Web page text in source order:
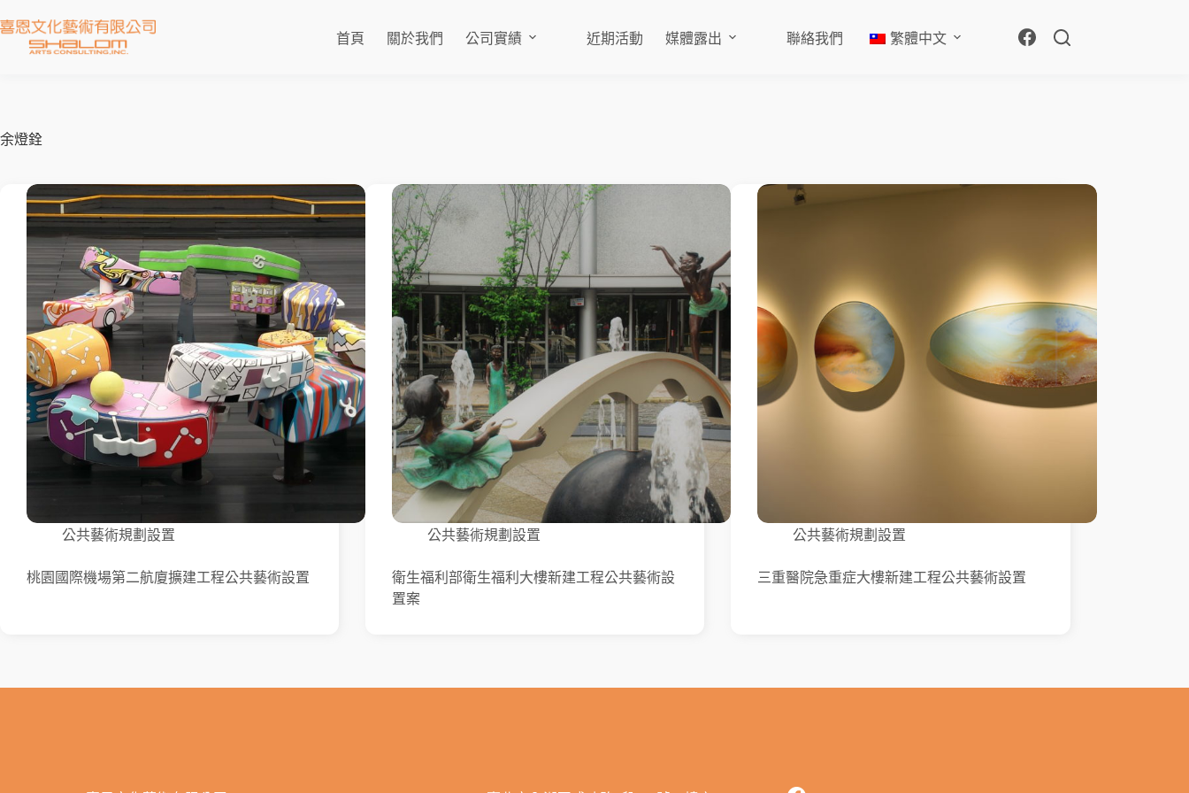
首頁 關於我們 公司實績 近期活動 媒體露出 聯絡我們 繁體中文
余燈銓
公共藝術規劃設置
桃園國際機場第二航廈擴建工程公共藝術設置
公共藝術規劃設置
衛生福利部衛生福利大樓新建工程公共藝術設
置案
公共藝術規劃設置
三重醫院急重症大樓新建工程公共藝術設置